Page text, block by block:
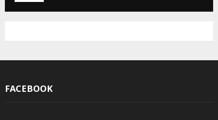
FACEBOOK